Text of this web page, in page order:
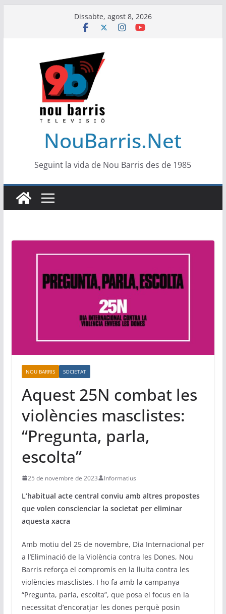
Dissabte, agost 8, 2026
NouBarris.Net
Seguint la vida de Nou Barris des de 1985
NOU BARRIS SOCIETAT
Aquest 25N combat les
violències masclistes:
“Pregunta, parla,
escolta”
25 de novembre de 2023 Informatius
L’habitual acte central conviu amb altres propostes
que volen conscienciar la societat per eliminar
aquesta xacra
Amb motiu del 25 de novembre, Dia Internacional per
a l’Eliminació de la Violència contra les Dones, Nou
Barris reforça el compromís en la lluita contra les
violències masclistes. I ho fa amb la campanya
“Pregunta, parla, escolta”, que posa el focus en la
necessitat d’encoratjar les dones perquè posin